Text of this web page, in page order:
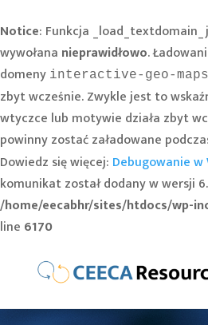
Notice: Funkcja
wywołana nieprawidłowo.
domeny interactive-geo-maps
zbyt wcześnie. Zwykle jest to
wtyczce lub motywie działa zbyt
powinny zostać załadowane
Dowiedz się więcej: Debugowanie w
komunikat został dodany w wersji
/home/eecabhr/sites/htdocs/wp-
line 6170